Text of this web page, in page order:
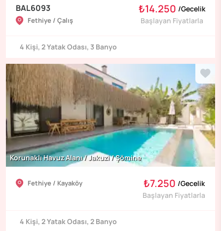
BAL6093
Fethiye / Çalış
₺14.250 /Gecelik
Başlayan Fiyatlarla
4 Kişi, 2Yatak Odası, 3 Banyo
Korunaklı Havuz Alanı / Jakuzi / Şömine
Fethiye / Kayaköy ₺7.250 /Gecelik
Başlayan Fiyatlarla
4 Kişi, 2Yatak Odası, 2 Banyo